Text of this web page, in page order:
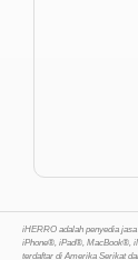
iHERRO adalah penyedia
iPhone®, iPad®, MacBook®,
terdaftar di Amerika Serikat